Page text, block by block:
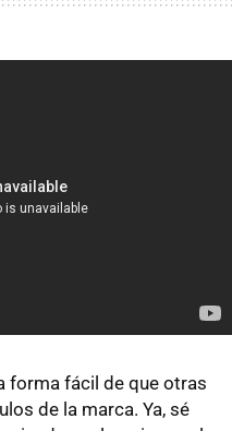
forma fácil de que otras
de la marca. Ya, sé